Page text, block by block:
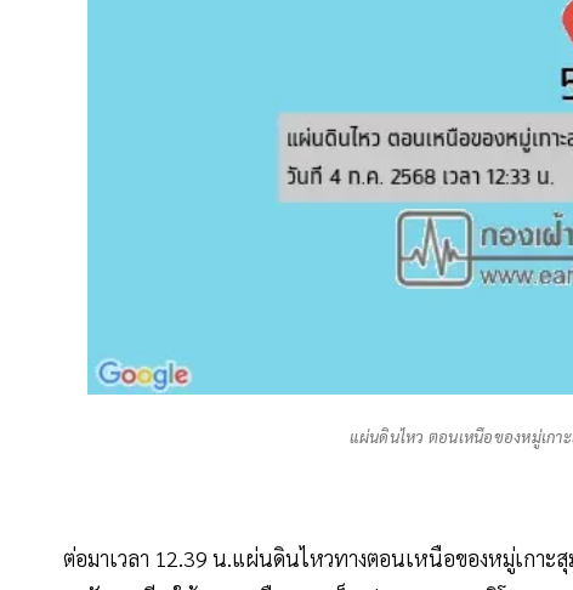
แผ่นดินไหว ตอนเหนือของหมู่เกา
ต่อมาเวลา 12.39 น.แผ่นดินไหวทางตอนเหนือของหมู่เกาะ